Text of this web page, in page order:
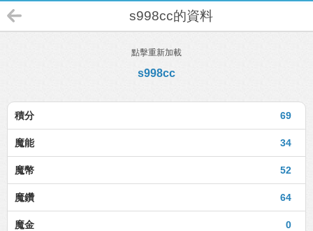
s998cc的資料
點擊重新加載
s998cc
69
積分
34
魔能
52
魔幣
64
魔鑽
0
魔金